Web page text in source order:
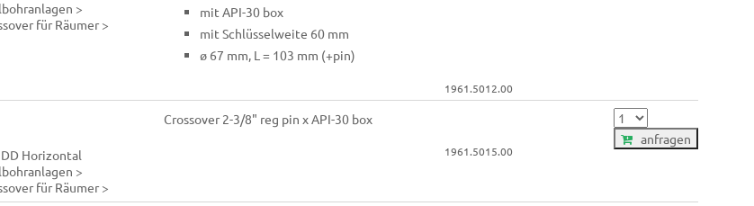
mit API-30 box
mit Schlüsselweite 60 mm
ø 67 mm, L = 103 mm (+pin)
1961.5012.00
Crossover 2-3/8" reg pin x API-30 box
1961.5015.00
anfragen